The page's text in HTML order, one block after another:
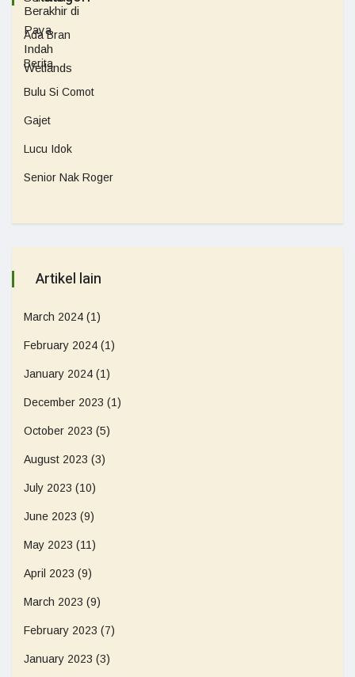
Ada Bran
Berita
Bulu Si Comot
Gajet
Lucu Idok
Senior Nak Roger
Artikel lain
March 2024 (1)
February 2024 (1)
January 2024 (1)
December 2023 (1)
October 2023 (5)
August 2023 (3)
July 2023 (10)
June 2023 (9)
May 2023 (11)
April 2023 (9)
March 2023 (9)
February 2023 (7)
January 2023 (3)